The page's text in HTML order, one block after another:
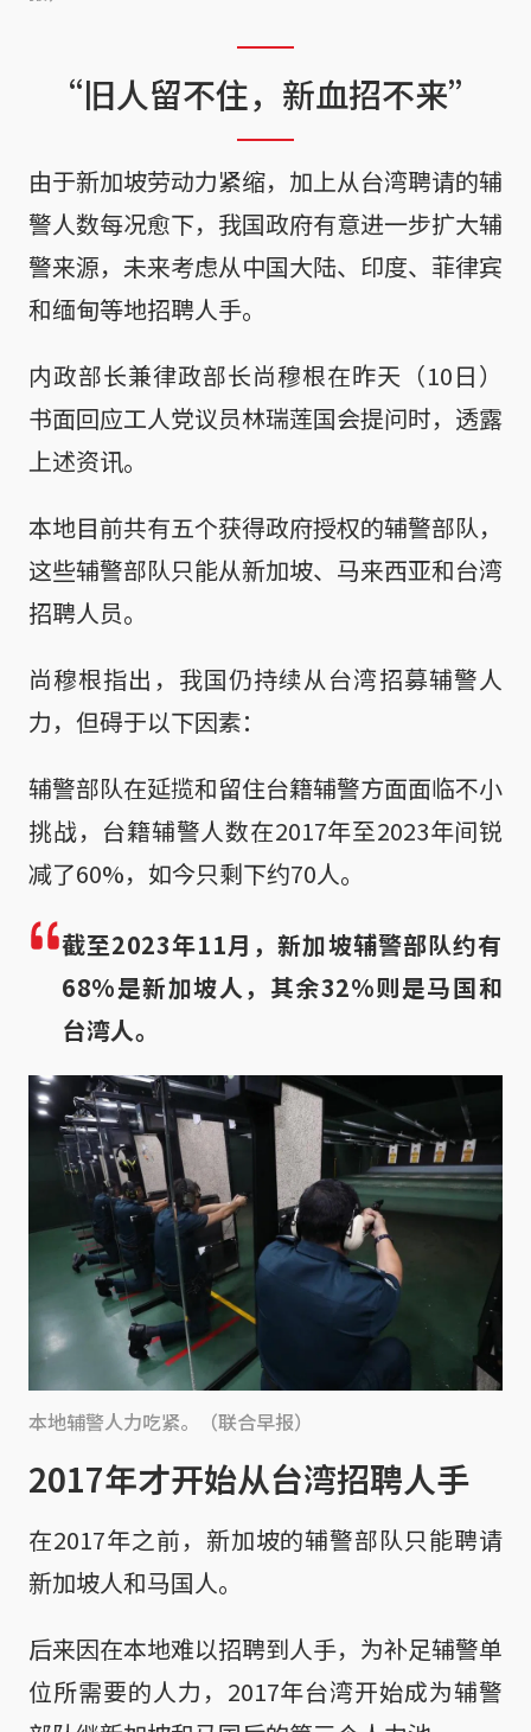
“旧人留不住，新血招不来”
由于新加坡劳动力紧缩，加上从台湾聘请的辅
警人数每况愈下，我国政府有意进一步扩大辅
警来源，未来考虑从中国大陆、印度、菲律宾
和缅甸等地招聘人手。
内政部长兼律政部长尚穆根在昨天（10日）
书面回应工人党议员林瑞莲国会提问时，透露
上述资讯。
本地目前共有五个获得政府授权的辅警部队，
这些辅警部队只能从新加坡、马来西亚和台湾
招聘人员。
尚穆根指出，我国仍持续从台湾招募辅警人
力，但碍于以下因素：
辅警部队在延揽和留住台籍辅警方面面临不小
挑战，台籍辅警人数在2017年至2023年间锐
减了60%，如今只剩下约70人。
截至2023年11月，新加坡辅警部队约有
68%是新加坡人，其余32%则是马国和
台湾人。
本地辅警人力吃紧。（联合早报）
2017年才开始从台湾招聘人手
在2017年之前，新加坡的辅警部队只能聘请
新加坡人和马国人。
后来因在本地难以招聘到人手，为补足辅警单
位所需要的人力，2017年台湾开始成为辅警